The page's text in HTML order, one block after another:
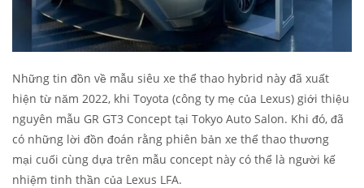
Những tin đồn về mẫu siêu xe thể thao hybrid này đã xuất
hiện từ năm 2022, khi Toyota (công ty mẹ của Lexus) giới thiệu
nguyên mẫu GR GT3 Concept tại Tokyo Auto Salon. Khi đó, đã
có những lời đồn đoán rằng phiên bản xe thể thao thương
mại cuối cùng dựa trên mẫu concept này có thể là người kế
nhiệm tinh thần của Lexus LFA.